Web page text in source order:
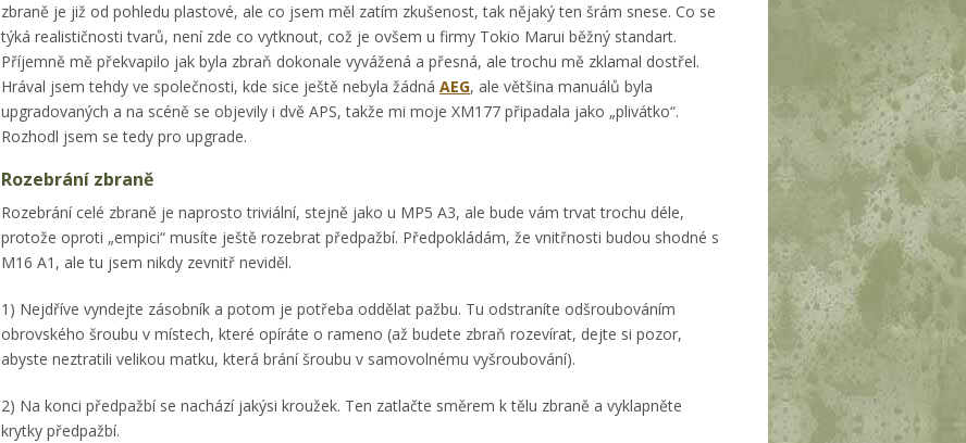
zbraně je již od pohledu plastové, ale co jsem měl zatím zkušenost, tak nějaký ten šrám snese. Co se
týká realističnosti tvarů, není zde co vytknout, což je ovšem u firmy Tokio Marui běžný standart.
Příjemně mě překvapilo jak byla zbraň dokonale vyvážená a přesná, ale trochu mě zklamal dostřel.
Hrával jsem tehdy ve společnosti, kde sice ještě nebyla žádná AEG, ale většina manuálů byla
upgradovaných a na scéně se objevily i dvě APS, takže mi moje XM177 připadala jako „plivátko“.
Rozhodl jsem se tedy pro upgrade.
Rozebrání zbraně
Rozebrání celé zbraně je naprosto triviální, stejně jako u MP5 A3, ale bude vám trvat trochu déle,
protože oproti „empici“ musíte ještě rozebrat předpažbí. Předpokládám, že vnitřnosti budou shodné s
M16 A1, ale tu jsem nikdy zevnitř neviděl.
1) Nejdříve vyndejte zásobník a potom je potřeba oddělat pažbu. Tu odstraníte odšroubováním
obrovského šroubu v místech, které opíráte o rameno (až budete zbraň rozevírat, dejte si pozor,
abyste neztratili velikou matku, která brání šroubu v samovolnému vyšroubování).
2) Na konci předpažbí se nachází jakýsi kroužek. Ten zatlačte směrem k tělu zbraně a vyklapněte
krytky předpažbí.